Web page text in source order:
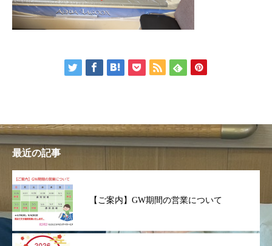
最近の記事
【ご案内】GW期間の営業について